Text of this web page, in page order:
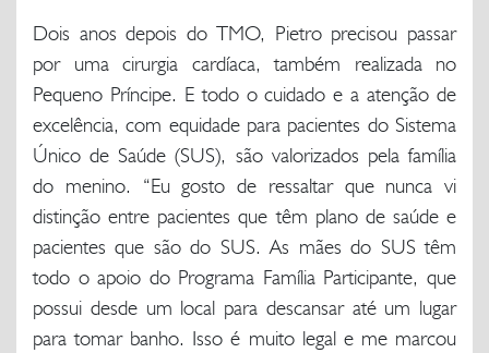
Dois anos depois do TMO, Pietro precisou passar
por uma cirurgia cardíaca, também realizada no
Pequeno Príncipe. E todo o cuidado e a atenção de
excelência, com equidade para pacientes do Sistema
Único de Saúde (SUS), são valorizados pela família
do menino. “Eu gosto de ressaltar que nunca vi
distinção entre pacientes que têm plano de saúde e
pacientes que são do SUS. As mães do SUS têm
todo o apoio do Programa Família Participante, que
possui desde um local para descansar até um lugar
para tomar banho. Isso é muito legal e me marcou